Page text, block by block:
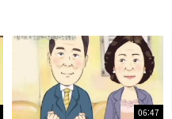
06:47